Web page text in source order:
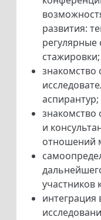
развития:
стажировки;
аспирантур;
знакомство
и
отношений
участников
интеграция